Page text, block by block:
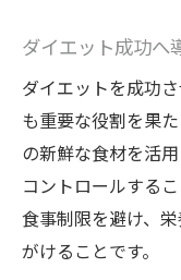
日立市の
リバウン
無理のな
地元の食
理想体重へ
ダイエ
ダイエット成功へ
ダイエットを成功
も重要な役割を果
の新鮮な食材を活
コントロールする
食事制限を避け、
がけることです。